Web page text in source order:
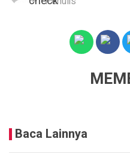
Baca Lainnya